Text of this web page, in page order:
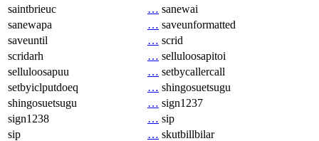
saintbrieuc
… sanewai
sanewapa
… saveunformatted
saveuntil
… scrid
scridarh
… selluloosapitoi
selluloosapuu
… setbycallercall
setbyiclputdoeq
… shingosuetsugu
shingosuetsugu
… sign1237
sign1238
… sip
sip
… skutbillbilar